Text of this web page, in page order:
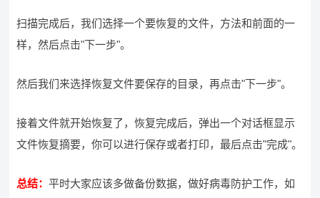
扫描完成后，我们选择一个要恢复的文件，方法和前面的一
样，然后点击"下一步"。
然后我们来选择恢复文件要保存的目录，再点击"下一步"。
接着文件就开始恢复了，恢复完成后，弹出一个对话框显示
文件恢复摘要，你可以进行保存或者打印，最后点击"完成"。
总结：平时大家应该多做备份数据，做好病毒防护工作，如